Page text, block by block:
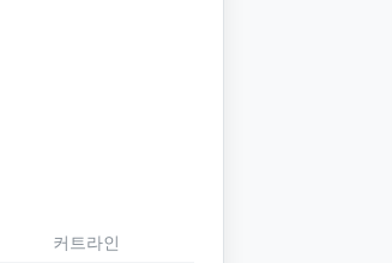
커트라인